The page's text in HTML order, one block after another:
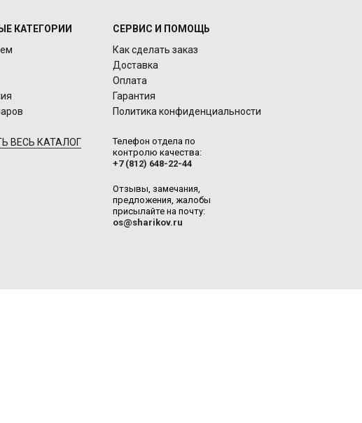
КАТЕГОРИИ
ВЕСЬ КАТАЛОГ
СЕРВИС И ПОМОЩЬ
Как сделать заказ
Доставка
Оплата
Гарантия
Политика конфиденциальности
Телефон отдела по
контролю качества:
+7 (812) 648-22-44
Отзывы, замечания,
предложения, жалобы
присылайте на почту:
os@sharikov.ru